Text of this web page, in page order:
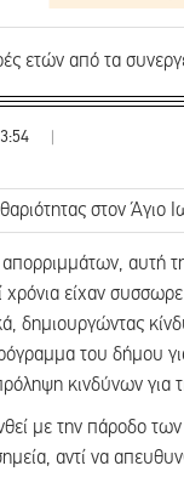
ετών από τα
|
αυτή
είχαν
δημιουργώντας
του δήμου
κινδύνων για
με την πάροδο
αντί να